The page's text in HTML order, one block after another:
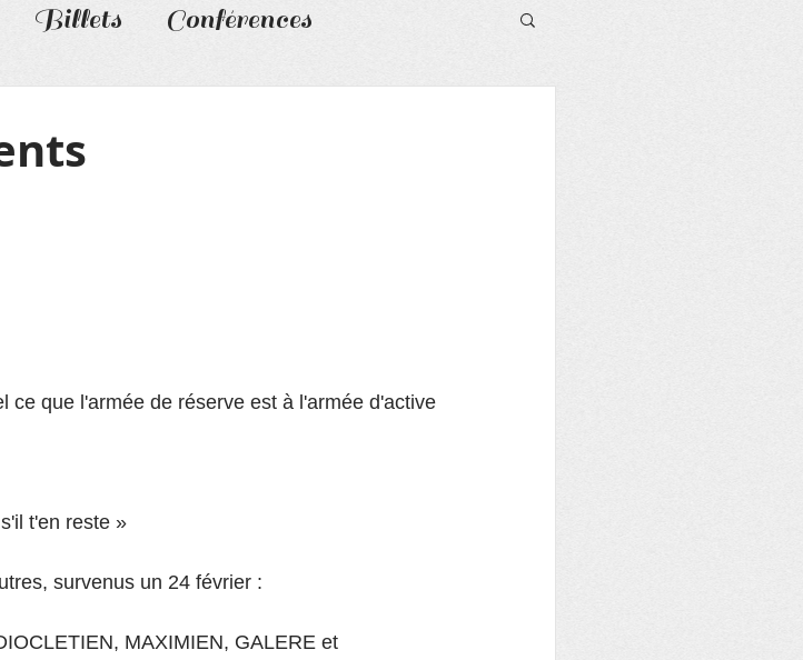
Billets Conférences
ce que l'armée de réserve est à l'armée d'active
t'en reste »
survenus un 24 février :
MAXIMIEN, GALERE et